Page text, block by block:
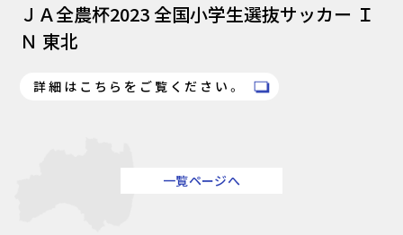
ＪＡ全農杯2023 全国小学生選抜サッカー Ｉ
Ｎ 東北
詳細はこちらをご覧ください。
一覧ページへ